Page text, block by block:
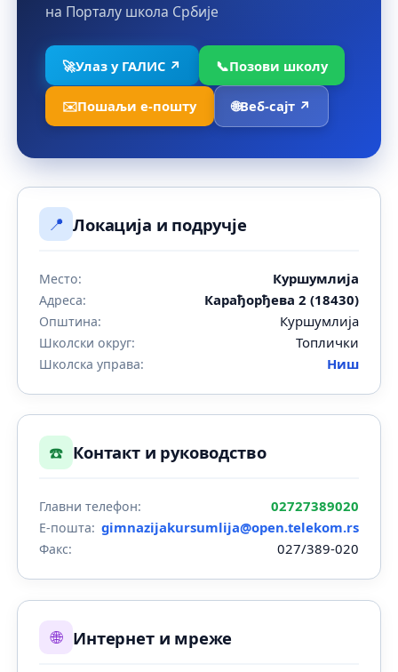
на Порталу школа Србије
🚀Улаз у ГАЛИС ↗ 📞Позови школу
✉️Пошаљи е-пошту 🌐Веб-сајт ↗
📍 Локација и подручје
Место: Куршумлија
Адреса: Карађорђева 2 (18430)
Општина: Куршумлија
Школски округ: Топлички
Школска управа: Ниш
☎️ Контакт и руководство
Главни телефон: 02727389020
Е-пошта: gimnazijakursumlija@open.telekom.rs
Факс: 027/389-020
🌐 Интернет и мреже